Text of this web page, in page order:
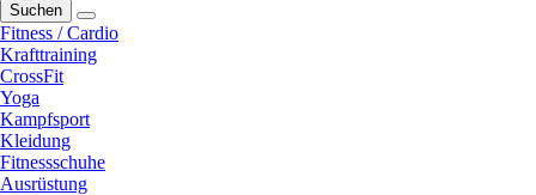
Suchen
Fitness / Cardio
Krafttraining
CrossFit
Yoga
Kampfsport
Kleidung
Fitnessschuhe
Ausrüstung